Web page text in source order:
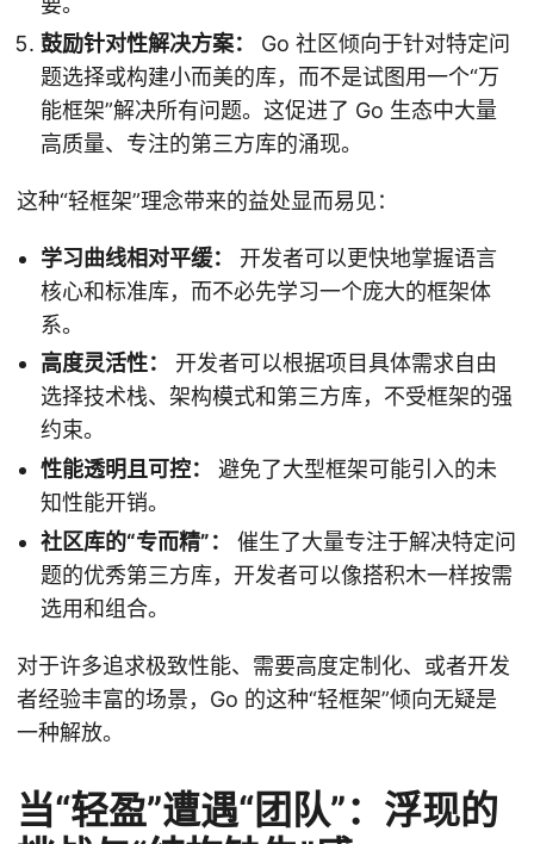
鼓励针对性解决方案：
Go 社区倾向于针对特定问
题选择或构建小而美的库，而不是试图用一个“万
能框架”解决所有问题。这促进了 Go 生态中大量
高质量、专注的第三方库的涌现。
这种“轻框架”理念带来的益处显而易见：
学习曲线相对平缓：
开发者可以更快地掌握语言
核心和标准库，而不必先学习一个庞大的框架体
系。
高度灵活性：
开发者可以根据项目具体需求自由
选择技术栈、架构模式和第三方库，不受框架的强
约束。
性能透明且可控：
避免了大型框架可能引入的未
知性能开销。
社区库的“专而精”：
催生了大量专注于解决特定问
题的优秀第三方库，开发者可以像搭积木一样按需
选用和组合。
对于许多追求极致性能、需要高度定制化、或者开发
者经验丰富的场景，Go 的这种“轻框架”倾向无疑是
一种解放。
当“轻盈”遭遇“团队”：浮现的